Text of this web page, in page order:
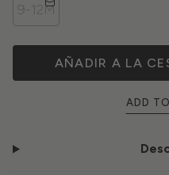
9-12M
AÑADIR A LA
ADD